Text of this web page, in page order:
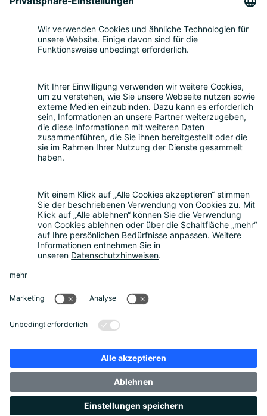
Service für Elektrogeräte
Mengenmeldung
Entsorgung
Beratung
Handelsrücknahme
Service für Batterien
Service für Verpackungen
Fragen und Antworten
FAQ
Kostenrechner
Downloads
Mediathek
Aktuelles und Termine
News
Über uns
Unternehmen
Unser Beirat
Impressum
Unternehmensbroschüre
Footer Links
Datenschutz